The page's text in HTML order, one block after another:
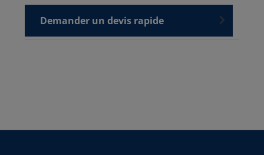
Demander un devis rapide